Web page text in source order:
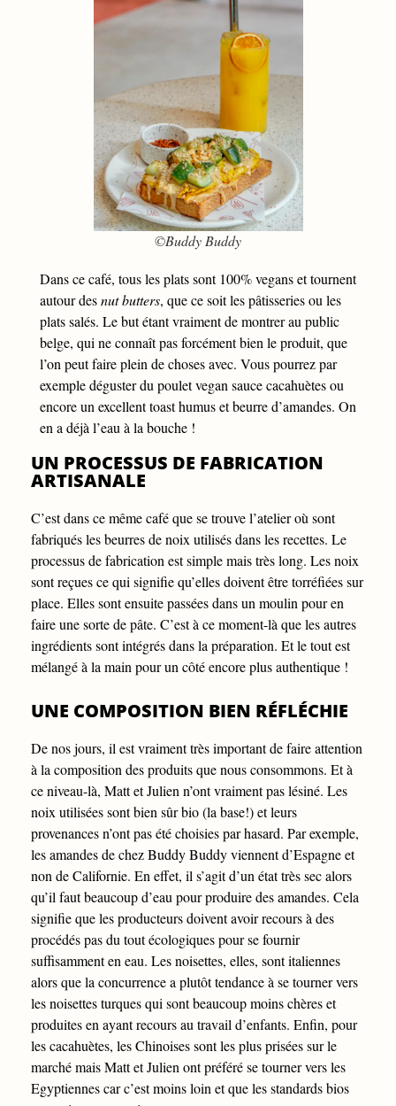
©Buddy Buddy
Dans ce café, tous les plats sont 100% vegans et tournent
autour desnut butters, que ce soit les pâtisseries ou les
plats salés. Le but étant vraiment de montrer au public
belge, qui ne connaît pas forcément bien le produit, que
l’on peut faire plein de choses avec. Vous pourrez par
exemple déguster du poulet vegan sauce cacahuètes ou
encore un excellent toast humus et beurre d’amandes. On
en a déjà l’eau à la bouche !
UN PROCESSUS DE FABRICATION
ARTISANALE
C’est dans ce même caféque se trouve l’atelier où sont
fabriqués les beurres de noix utilisés dans les recettes. Le
processus de fabrication est simple mais très long. Les noix
sont reçues ce qui signifie qu’elles doivent être torréfiées sur
place. Elles sont ensuite passées dans un moulin pour en
faire une sorte de pâte. C’est à ce moment-là que les autres
ingrédients sont intégrés dans la préparation. Et le tout est
mélangé à la main pour un côté encore plus authentique !
UNE COMPOSITION BIEN RÉFLÉCHIE
De nos jours, il est vraiment très important de faire attention
à la composition des produits que nous consommons. Et à
ce niveau-là, Matt et Julien n’ont vraiment pas lésiné. Les
noix utilisées sont bien sûr bio (la base!) et leurs
provenances n’ont pas été choisies par hasard. Par exemple,
les amandes de chez Buddy Buddy viennent d’Espagne et
non de Californie. En effet, il s’agit d’un état très sec alors
qu’il faut beaucoup d’eau pour produire des amandes. Cela
signifie que les producteurs doivent avoir recours à des
procédés pas du tout écologiques pour se fournir
suffisamment en eau. Les noisettes, elles, sont italiennes
alors que la concurrence a plutôt tendance à se tourner vers
les noisettes turques qui sont beaucoup moins chères et
produites en ayant recours au travail d’enfants. Enfin, pour
les cacahuètes, les Chinoises sont les plus prisées sur le
marché mais Matt et Julien ont préféré se tourner vers les
Egyptiennes car c’est moins loin et que les standards bios